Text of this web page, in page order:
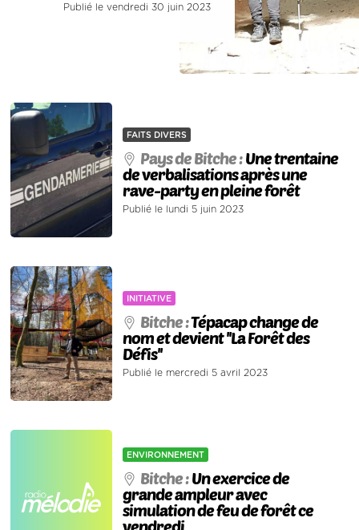
Publié le vendredi 30 juin 2023
FAITS DIVERS
Pays de Bitche :Une trentaine
de verbalisations après une
rave-party en pleine forêt
Publié le lundi 5 juin 2023
INITIATIVE
Bitche :Tépacap change de
nom et devient ''La Forêt des
Défis''
Publié le mercredi 5 avril 2023
ENVIRONNEMENT
Bitche :Un exercice de
grande ampleur avec
simulation de feu de forêt ce
vendredi